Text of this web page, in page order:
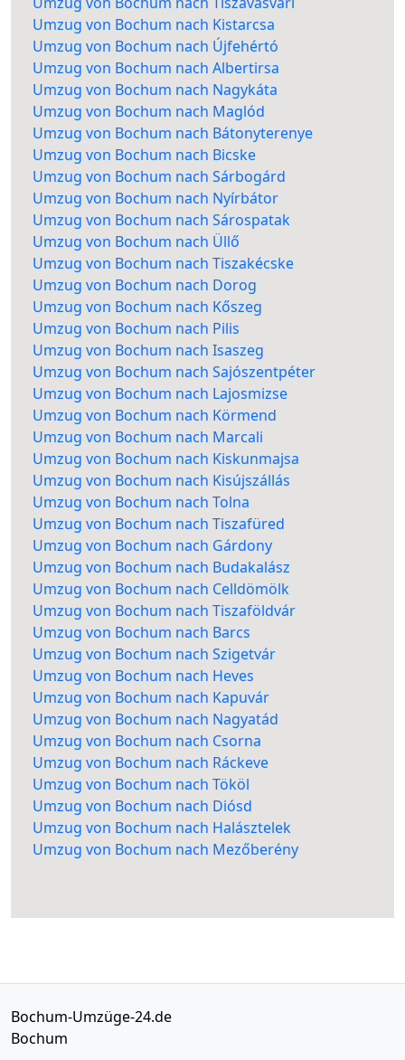
Umzug von Bochum nach Kistarcsa
Umzug von Bochum nach Újfehértó
Umzug von Bochum nach Albertirsa
Umzug von Bochum nach Nagykáta
Umzug von Bochum nach Maglód
Umzug von Bochum nach Bátonyterenye
Umzug von Bochum nach Bicske
Umzug von Bochum nach Sárbogárd
Umzug von Bochum nach Nyírbátor
Umzug von Bochum nach Sárospatak
Umzug von Bochum nach Üllő
Umzug von Bochum nach Tiszakécske
Umzug von Bochum nach Dorog
Umzug von Bochum nach Kőszeg
Umzug von Bochum nach Pilis
Umzug von Bochum nach Isaszeg
Umzug von Bochum nach Sajószentpéter
Umzug von Bochum nach Lajosmizse
Umzug von Bochum nach Körmend
Umzug von Bochum nach Marcali
Umzug von Bochum nach Kiskunmajsa
Umzug von Bochum nach Kisújszállás
Umzug von Bochum nach Tolna
Umzug von Bochum nach Tiszafüred
Umzug von Bochum nach Gárdony
Umzug von Bochum nach Budakalász
Umzug von Bochum nach Celldömölk
Umzug von Bochum nach Tiszaföldvár
Umzug von Bochum nach Barcs
Umzug von Bochum nach Szigetvár
Umzug von Bochum nach Heves
Umzug von Bochum nach Kapuvár
Umzug von Bochum nach Nagyatád
Umzug von Bochum nach Csorna
Umzug von Bochum nach Ráckeve
Umzug von Bochum nach Tököl
Umzug von Bochum nach Diósd
Umzug von Bochum nach Halásztelek
Umzug von Bochum nach Mezőberény
Bochum-Umzüge-24.de
Bochum